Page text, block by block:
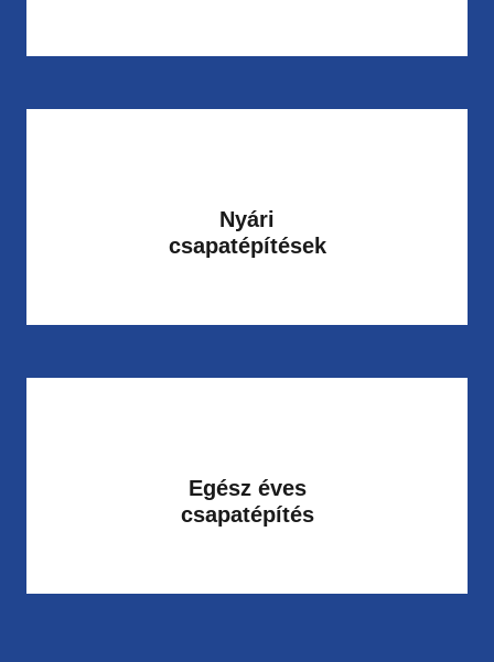
Nyári
csapatépítések
Egész éves
csapatépítés